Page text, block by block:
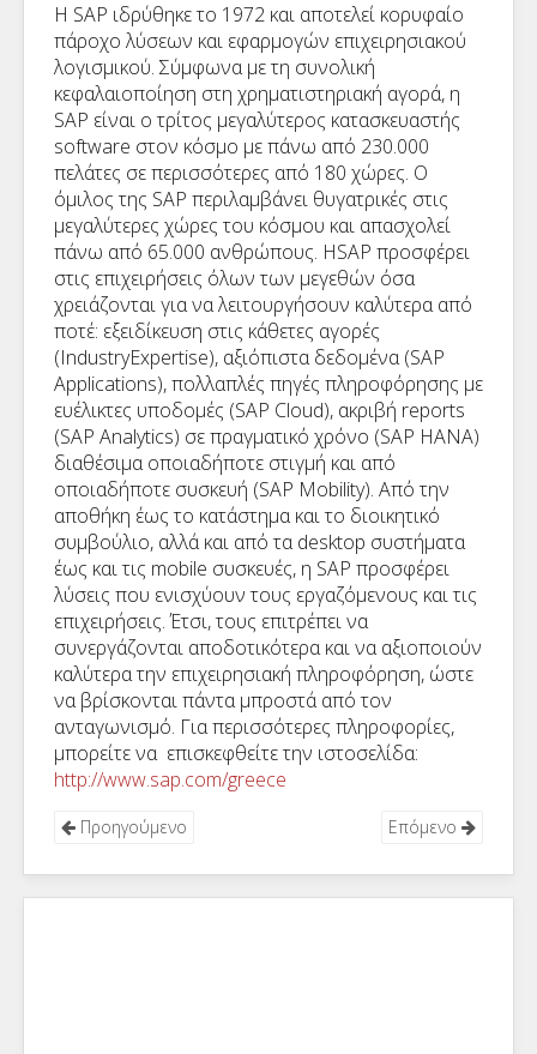
Η SAP ιδρύθηκε το 1972 και αποτελεί κορυφαίο
πάροχο λύσεων και εφαρμογών επιχειρησιακού
λογισμικού. Σύμφωνα με τη συνολική
κεφαλαιοποίηση στη χρηματιστηριακή αγορά, η
SAP είναι ο τρίτος μεγαλύτερος κατασκευαστής
software στον κόσμο με πάνω από 230.000
πελάτες σε περισσότερες από 180 χώρες. Ο
όμιλος της SAP περιλαμβάνει θυγατρικές στις
μεγαλύτερες χώρες του κόσμου και απασχολεί
πάνω από 65.000 ανθρώπους. HSAP προσφέρει
στις επιχειρήσεις όλων των μεγεθών όσα
χρειάζονται για να λειτουργήσουν καλύτερα από
ποτέ: εξειδίκευση στις κάθετες αγορές
(IndustryExpertise), αξιόπιστα δεδομένα (SAP
Applications), πολλαπλές πηγές πληροφόρησης με
ευέλικτες υποδομές (SAP Cloud), ακριβή reports
(SAP Analytics) σε πραγματικό χρόνο (SAP HANA)
διαθέσιμα οποιαδήποτε στιγμή και από
οποιαδήποτε συσκευή (SAP Mobility). Από την
αποθήκη έως το κατάστημα και το διοικητικό
συμβούλιο, αλλά και από τα desktop συστήματα
έως και τις mobile συσκευές, η SAP προσφέρει
λύσεις που ενισχύουν τους εργαζόμενους και τις
επιχειρήσεις. Έτσι, τους επιτρέπει να
συνεργάζονται αποδοτικότερα και να αξιοποιούν
καλύτερα την επιχειρησιακή πληροφόρηση, ώστε
να βρίσκονται πάντα μπροστά από τον
ανταγωνισμό. Για περισσότερες πληροφορίες,
μπορείτε να επισκεφθείτε την ιστοσελίδα:
http://www.sap.com/greece
Προηγούμενο Επόμενο